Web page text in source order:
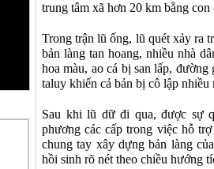
trung tâm xã hơn 20 km bằng
Trong trận lũ ống, lũ quét xảy ra
bản làng tan hoang, nhiều nhà
hoa màu, ao cá bị san lấp,
taluy khiến cả bản bị cô lập nhiều
Sau khi lũ dữ đi qua, được sự
phương các cấp trong việc hỗ
chung tay xây dựng bản làng
hồi sinh rõ nét theo chiều hướng